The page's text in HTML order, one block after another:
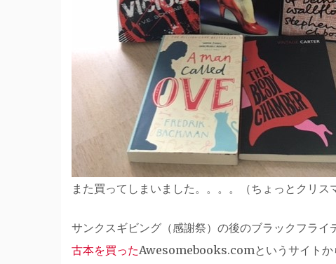
また買ってしまいました。。。。（ちょっとクリス
サンクスギビング（感謝祭）の後のブラックフライ
古本を買ったAwesomebooks.comというサイトか